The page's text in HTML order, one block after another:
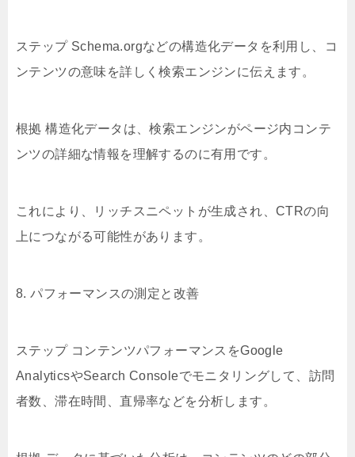
ステップ Schema.orgなどの構造化データを利用し、コ
ンテンツの意味を詳しく検索エンジンに伝えます。
根拠 構造化データは、検索エンジンがページ内コンテ
ンツの詳細な情報を理解するのに有用です。
これにより、リッチスニペットが生成され、CTRの向
上につながる可能性があります。
8. パフォーマンスの測定と改善
ステップ コンテンツパフォーマンスをGoogle
AnalyticsやSearch Consoleでモニタリングして、訪問
者数、滞在時間、直帰率などを分析します。